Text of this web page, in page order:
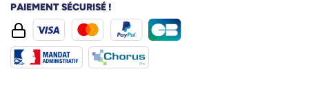
PAIEMENT SÉCURISÉ !